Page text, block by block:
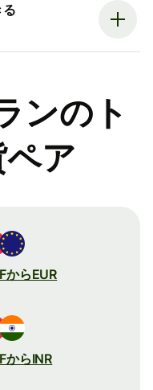
ンのト
ア
からEUR
からINR